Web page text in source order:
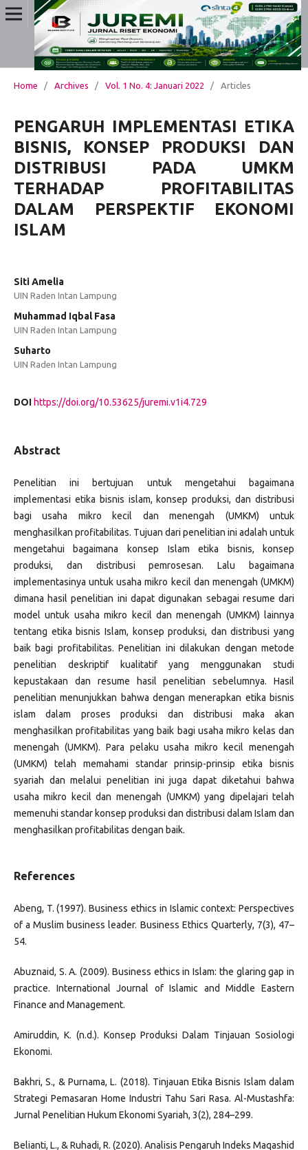
Home / Archives / Vol. 1 No. 4: Januari 2022 / Articles
PENGARUH IMPLEMENTASI ETIKA
BISNIS, KONSEP PRODUKSI DAN
DISTRIBUSI PADA UMKM
TERHADAP PROFITABILITAS
DALAM PERSPEKTIF EKONOMI
ISLAM
Siti Amelia
UIN Raden Intan Lampung
Muhammad Iqbal Fasa
UIN Raden Intan Lampung
Suharto
UIN Raden Intan Lampung
DOI https://doi.org/10.53625/juremi.v1i4.729
Abstract
Penelitian ini bertujuan untuk mengetahui bagaimana
implementasi etika bisnis islam, konsep produksi, dan distribusi
bagi usaha mikro kecil dan menengah (UMKM) untuk
menghasilkan profitabilitas. Tujuan dari penelitian ini adalah untuk
mengetahui bagaimana konsep Islam etika bisnis, konsep
produksi, dan distribusi pemrosesan. Lalu bagaimana
implementasinya untuk usaha mikro kecil dan menengah (UMKM)
dimana hasil penelitian ini dapat digunakan sebagai resume dari
model untuk usaha mikro kecil dan menengah (UMKM) lainnya
tentang etika bisnis Islam, konsep produksi, dan distribusi yang
baik bagi profitabilitas. Penelitian ini dilakukan dengan metode
penelitian deskriptif kualitatif yang menggunakan studi
kepustakaan dan resume hasil penelitian sebelumnya. Hasil
penelitian menunjukkan bahwa dengan menerapkan etika bisnis
islam dalam proses produksi dan distribusi maka akan
menghasilkan profitabilitas yang baik bagi usaha mikro kelas dan
menengah (UMKM). Para pelaku usaha mikro kecil menengah
(UMKM) telah memahami standar prinsip-prinsip etika bisnis
syariah dan melalui penelitian ini juga dapat diketahui bahwa
usaha mikro kecil dan menengah (UMKM) yang dipelajari telah
memenuhi standar konsep produksi dan distribusi dalam Islam dan
menghasilkan profitabilitas dengan baik.
References
Abeng, T. (1997). Business ethics in Islamic context: Perspectives
of a Muslim business leader. Business Ethics Quarterly, 7(3), 47–
54.
Abuznaid, S. A. (2009). Business ethics in Islam: the glaring gap in
practice. International Journal of Islamic and Middle Eastern
Finance and Management.
Amiruddin, K. (n.d.). Konsep Produksi Dalam Tinjauan Sosiologi
Ekonomi.
Bakhri, S., & Purnama, L. (2018). Tinjauan Etika Bisnis Islam dalam
Strategi Pemasaran Home Industri Tahu Sari Rasa. Al-Mustashfa:
Jurnal Penelitian Hukum Ekonomi Syariah, 3(2), 284–299.
Belianti, L., & Ruhadi, R. (2020). Analisis Pengaruh Indeks Maqashid